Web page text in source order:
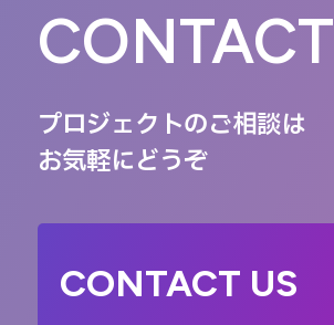
CONTACT
プロジェクトのご相談は
お気軽にどうぞ
CONTACT US